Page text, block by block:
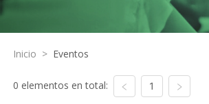
Inicio > Eventos
0 elementos en total: 1